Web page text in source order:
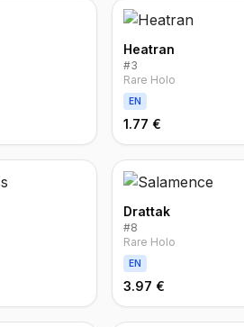
Heatran
#3
Rare Holo
EN
1.77 €
Drattak
#8
Rare Holo
EN
3.97 €